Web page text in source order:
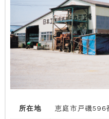
所在地 恵庭市戸磯596